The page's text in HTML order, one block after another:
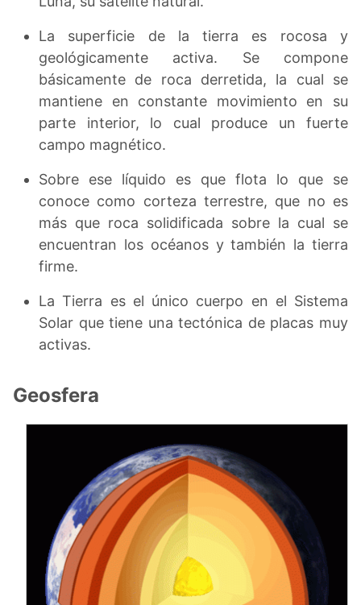
La superficie de la tierra es rocosa y
geológicamente activa. Se compone
básicamente de roca derretida, la cual se
mantiene en constante movimiento en su
parte interior, lo cual produce un fuerte
campo magnético.
Sobre ese líquido es que flota lo que se
conoce como corteza terrestre, que no es
más que roca solidificada sobre la cual se
encuentran los océanos y también la tierra
firme.
La Tierra es el único cuerpo en el Sistema
Solar que tiene una tectónica de placas muy
activas.
Geosfera